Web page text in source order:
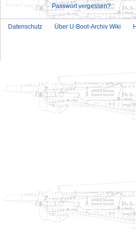
Passwort vergessen?
Datenschutz Über U-Boot-Archiv Wiki